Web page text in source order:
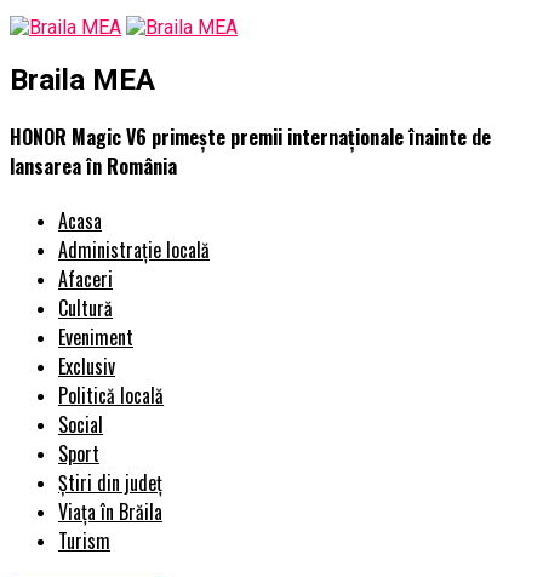
Braila MEA
HONOR Magic V6 primește premii internaționale înainte de
lansarea în România
Acasa
Administrație locală
Afaceri
Cultură
Eveniment
Exclusiv
Politică locală
Social
Sport
Știri din județ
Viața în Brăila
Turism